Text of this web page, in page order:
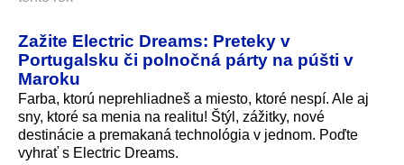
Zažite Electric Dreams: Preteky v
Portugalsku či polnočná párty na púšti v
Maroku
Farba, ktorú neprehliadneš a miesto, ktoré nespí. Ale aj
sny, ktoré sa menia na realitu! Štýl, zážitky, nové
destinácie a premakaná technológia v jednom. Poďte
vyhrať s Electric Dreams.